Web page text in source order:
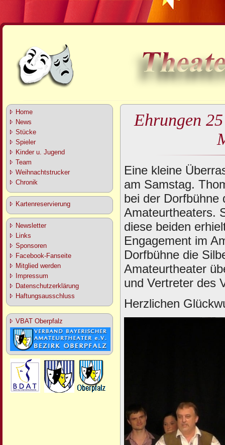
Home
News
Stücke
Spieler
Kinder u. Jugend
Team
Weihnachtstrucker
Chronik
Kartenreservierung
Newsletter
Links
Sponsoren
Facebook-Fanseite
Mitglied werden
Impressum
Datenschutzerklärung
Haftungsausschluss
VBAT Oberpfalz
Ehrungen
Eine kleine
am Samstag.
bei der Dorfbühne
Amateurtheaters.
diese beiden
Engagement im
Dorfbühne die
Amateurtheater
und Vertreter des
Herzlichen